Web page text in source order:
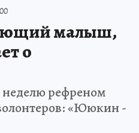
малыш,
о
рефреном
«Ююкин -